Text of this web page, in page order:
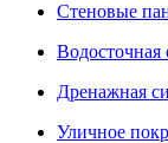
Стеновые
Водосточная
Дренажная
Уличное